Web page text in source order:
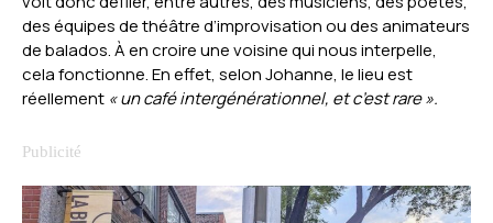
des équipes de théâtre d’improvisation ou des animateurs
de balados. À en croire une voisine qui nous interpelle,
cela fonctionne. En effet, selon Johanne, le lieu est
réellement «un café intergénérationnel, et c’est rare».